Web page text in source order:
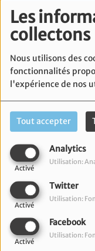
Les
collectons
Nous utilisons des
fonctionnalités
l'expérience de nos
Tout accepter
Analytics
Activé
Utilisation:
Twitter
Activé
Utilisation:
Facebook
Activé
Utilisation: